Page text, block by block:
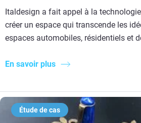
Italdesign a fait appel à la
créer un espace qui transcende les
espaces automobiles, résidentiels et
En savoir plus
Étude de cas